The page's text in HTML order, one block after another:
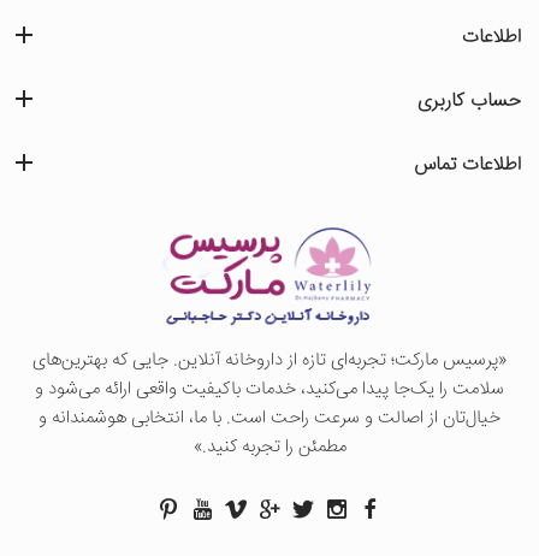
«پرسيس ماركت؛ تجربه‌ای تازه از داروخانه آنلاین. جایی که بهترین‌های
سلامت را یک‌جا پیدا می‌کنید، خدمات باکیفیت واقعی ارائه می‌شود و
خیال‌تان از اصالت و سرعت راحت است. با ما، انتخابی هوشمندانه و
مطمئن را تجربه کنید.»
اطلاعات
حساب کاربری
اطلاعات تماس